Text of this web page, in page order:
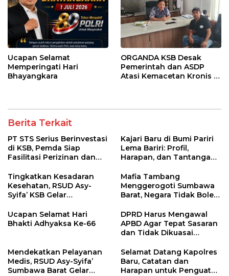
Ucapan Selamat
Memperingati Hari
Bhayangkara
ORGANDA KSB Desak
Pemerintah dan ASDP
Atasi Kemacetan Kronis di
Berita Terkait
PT STS Serius Berinvestasi
di KSB, Pemda Siap
Fasilitasi Perizinan dan
Regulasi
Kajari Baru di Bumi Pariri
Lema Bariri: Profil,
Harapan, dan Tantangan
Tingkatkan Kesadaran
Kesehatan, RSUD Asy-
Syifa’ KSB Gelar
Melitus pada Lansia
Mafia Tambang
Menggerogoti Sumbawa
Barat, Negara Tidak Boleh
hingga WNA
Ucapan Selamat Hari
Bhakti Adhyaksa Ke-66
DPRD Harus Mengawal
APBD Agar Tepat Sasaran
dan Tidak Dikuasai
Tertentu
Mendekatkan Pelayanan
Medis, RSUD Asy-Syifa’
Sumbawa Barat Gelar
Selamat Datang Kapolres
Baru, Catatan dan
Harapan untuk Penguatan